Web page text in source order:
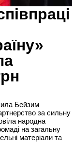
Бейзим
за сильну
народна
на загальну
матеріали та